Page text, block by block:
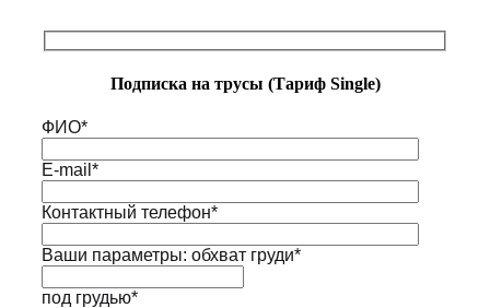
Подписка на трусы (Тариф Single)
ФИО*
E-mail*
Контактный телефон*
Ваши параметры: обхват груди*
под грудью*